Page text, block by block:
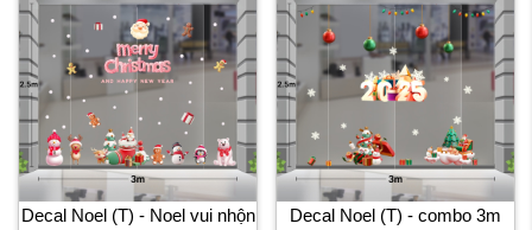
Decal Noel (T) - Noel vui nhộn Decal Noel (T) - combo 3m